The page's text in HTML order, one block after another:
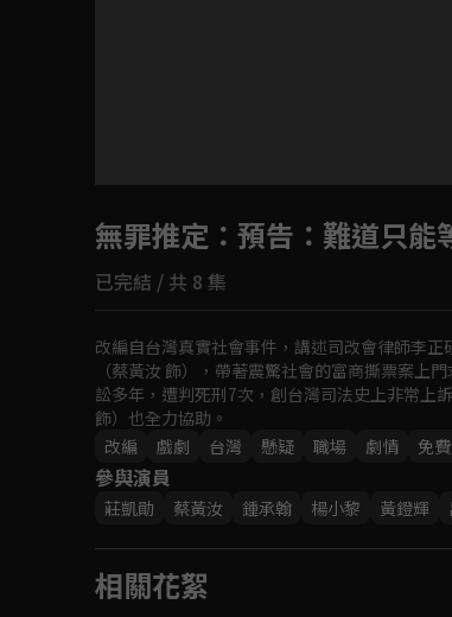
無罪推定 ：預告：難道只能
已完結 / 共 8 集
改編自台灣真實社會事件，講述司改會律師李
（蔡黃汝 飾），帶著震驚社會的富商撕票案上
訟多年，遭判死刑7次，創台灣司法史上非常上
飾）也全力協助。
改編
戲劇 台灣 懸疑 職場 劇情 免費
參與演員
莊凱勛 蔡黃汝 鍾承翰 楊小黎 黃鐙輝
相關花絮